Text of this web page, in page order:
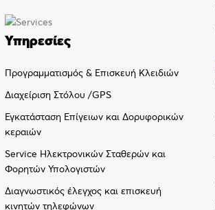
Υπηρεσίες
Προγραμματισμός & Επισκευή Κλειδιών
Διαχείριση Στόλου /GPS
Εγκατάσταση Επίγειων και Δορυφορικών
κεραιών
Service Ηλεκτρονικών Σταθερών και
Φορητών Υπολογιστών
Διαγνωστικός έλεγχος και επισκευή
κινητών τηλεφώνων